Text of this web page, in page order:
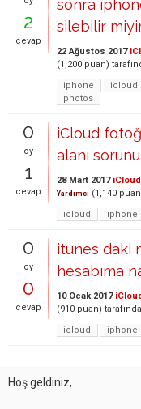
2
cevap
sonra
silebilir
22 Ağustos 2017
(1,200 puan)
iphone
icloud
photos
0
oy
1
cevap
iCloud
alanı sorunu
28 Mart 2017 iCloud
Yardımcı (1,140
icloud
iphone
0
oy
0
cevap
itunes daki
hesabıma
10 Ocak 2017
(910 puan)
icloud
iphone
Hoş geldiniz,